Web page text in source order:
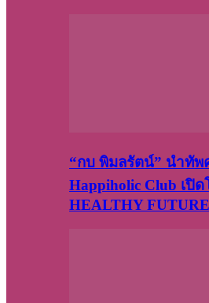
“กบ พิมลรัตน์” นำทัพ
Happiholic Club เปิ
HEALTHY